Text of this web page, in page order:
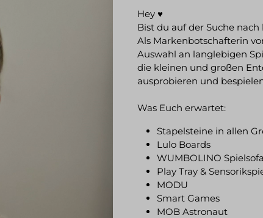
Hey ♥
Bist du auf der Suche
Als Markenbotschafterin
Auswahl an langlebigen
die kleinen und großen
ausprobieren und
Was Euch erwartet:
Stapelsteine in allen
Lulo Boards
WUMBOLINO Spielsofa
Play Tray &
MODU
Smart Games
MOB Astronaut